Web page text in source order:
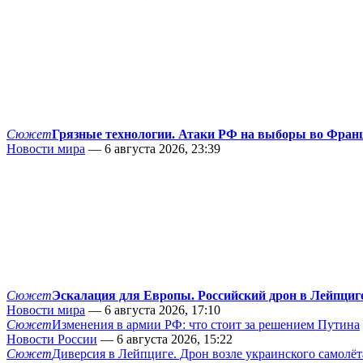
СюжетГрязные технологии. Атаки РФ на выборы во
Новости мира — 6 августа 2026, 23:39
СюжетЭскалация для Европы. Российский дрон в
Новости мира — 6 августа 2026, 17:10
СюжетИзменения в армии РФ: что стоит за решением Путина
Новости России — 6 августа 2026, 15:22
СюжетДиверсия в Лейпциге. Дрон возле украинского